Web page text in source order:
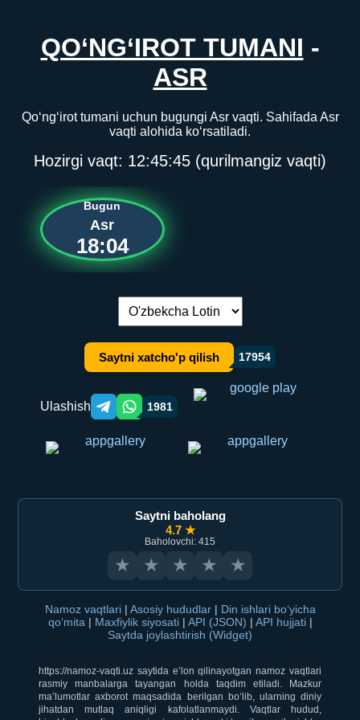
QO‘NG‘IROT TUMANI -
ASR
Qo‘ng‘irot tumani uchun bugungi Asr vaqti. Sahifada Asr
vaqti alohida ko‘rsatiladi.
Hozirgi vaqt: 12:45:45 (qurilmangiz vaqti)
Bugun
Asr
18:04
Tilni almashtirish:
Saytni xatcho'p qilish 17954
Ulashish Telegram orqali ulashish
WhatsApp orqali ulashish
1981
Saytni baholang
4.7 ★
Baholovchi: 415
★ ★ ★ ★ ★
Namoz vaqtlari | Asosiy hududlar | Din ishlari bo‘yicha
qo‘mita | Maxfiylik siyosati | API (JSON) | API hujjati |
Saytda joylashtirish (Widget)
https://namoz-vaqti.uz saytida e’lon qilinayotgan namoz vaqtlari
rasmiy manbalarga tayangan holda taqdim etiladi. Mazkur
ma’lumotlar axborot maqsadida berilgan bo‘lib, ularning diniy
jihatdan mutlaq aniqligi kafolatlanmaydi. Vaqtlar hudud,